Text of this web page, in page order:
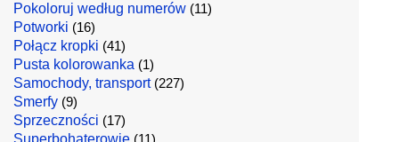
Pokoloruj według numerów (11)
Potworki (16)
Połącz kropki (41)
Pusta kolorowanka (1)
Samochody, transport(227)
Smerfy (9)
Sprzeczności (17)
Superbohaterowie (11)